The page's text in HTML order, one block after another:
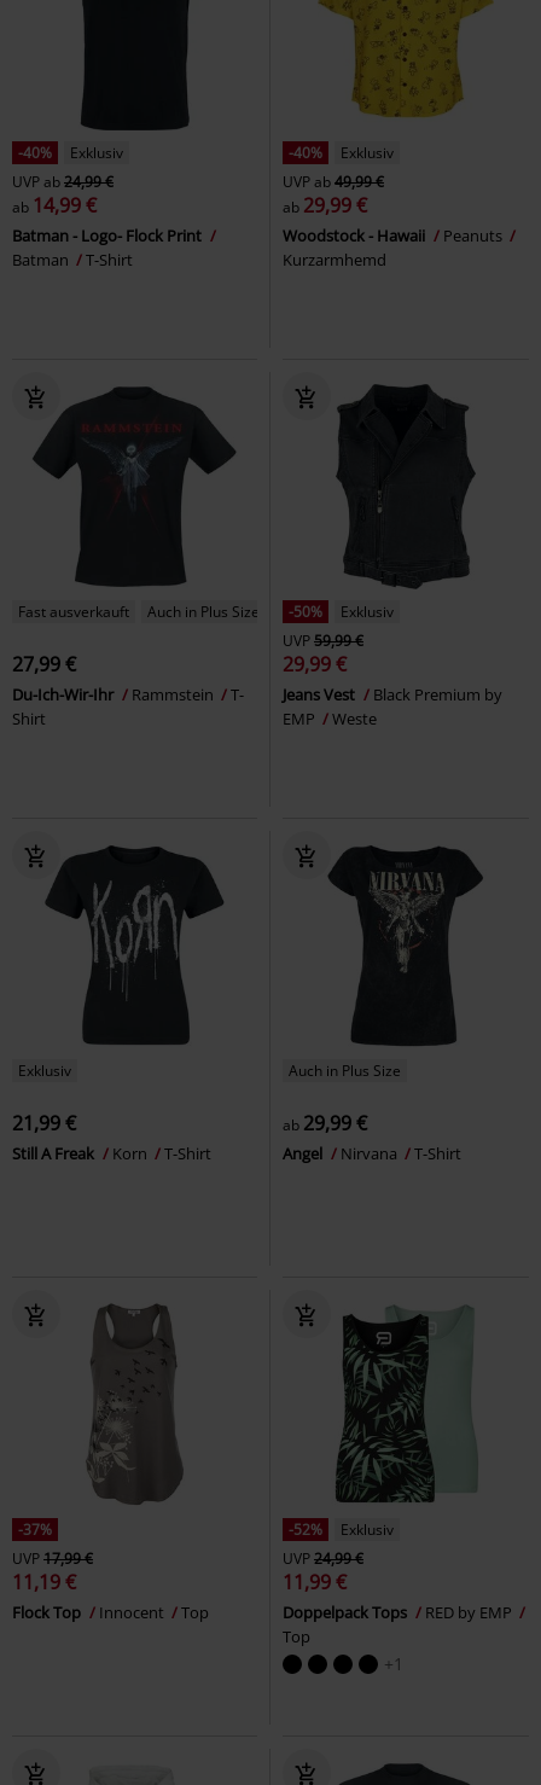
-40%
Exklusiv
UVPab24,99 €
ab 14,99 €
Batman - Logo- Flock Print
Batman
T-Shirt
-40%
Exklusiv
UVPab49,99 €
ab 29,99 €
Woodstock - Hawaii
Peanuts
Kurzarmhemd
Fast ausverkauft Auch in Plus Size
27,99 €
Du-Ich-Wir-Ihr Rammstein
T-
Shirt
-50%
Exklusiv
UVP59,99 €
29,99 €
Jeans Vest
Black Premium by
EMP
Weste
Exklusiv
21,99 €
Still A Freak Korn T-Shirt
Auch in Plus Size
ab 29,99 €
Angel Nirvana T-Shirt
-37%
UVP17,99 €
11,19 €
Flock Top Innocent Top
-52%
Exklusiv
UVP24,99 €
11,99 €
Doppelpack Tops
RED by EMP
Top
+1